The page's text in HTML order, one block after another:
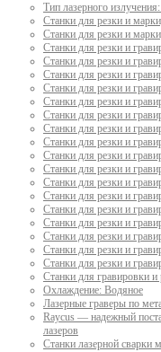
Тип лазерного
Станки для резки и
Станки для резки и
Станки для резки и
Станки для резки и
Станки для резки и
Станки для резки и
Станки для резки и
Станки для резки и
Станки для резки и
Станки для резки и
Станки для резки и
Станки для резки и
Станки для резки и
Станки для резки и
Станки для резки и
Станки для резки и
Станки для резки и
Станки для резки и
Станки для резки и
Станки для гравировки
Охлаждение: Водяное
Лазерные граверы по
Raycus — надежный
лазеров
Cтанки лазерной сварки